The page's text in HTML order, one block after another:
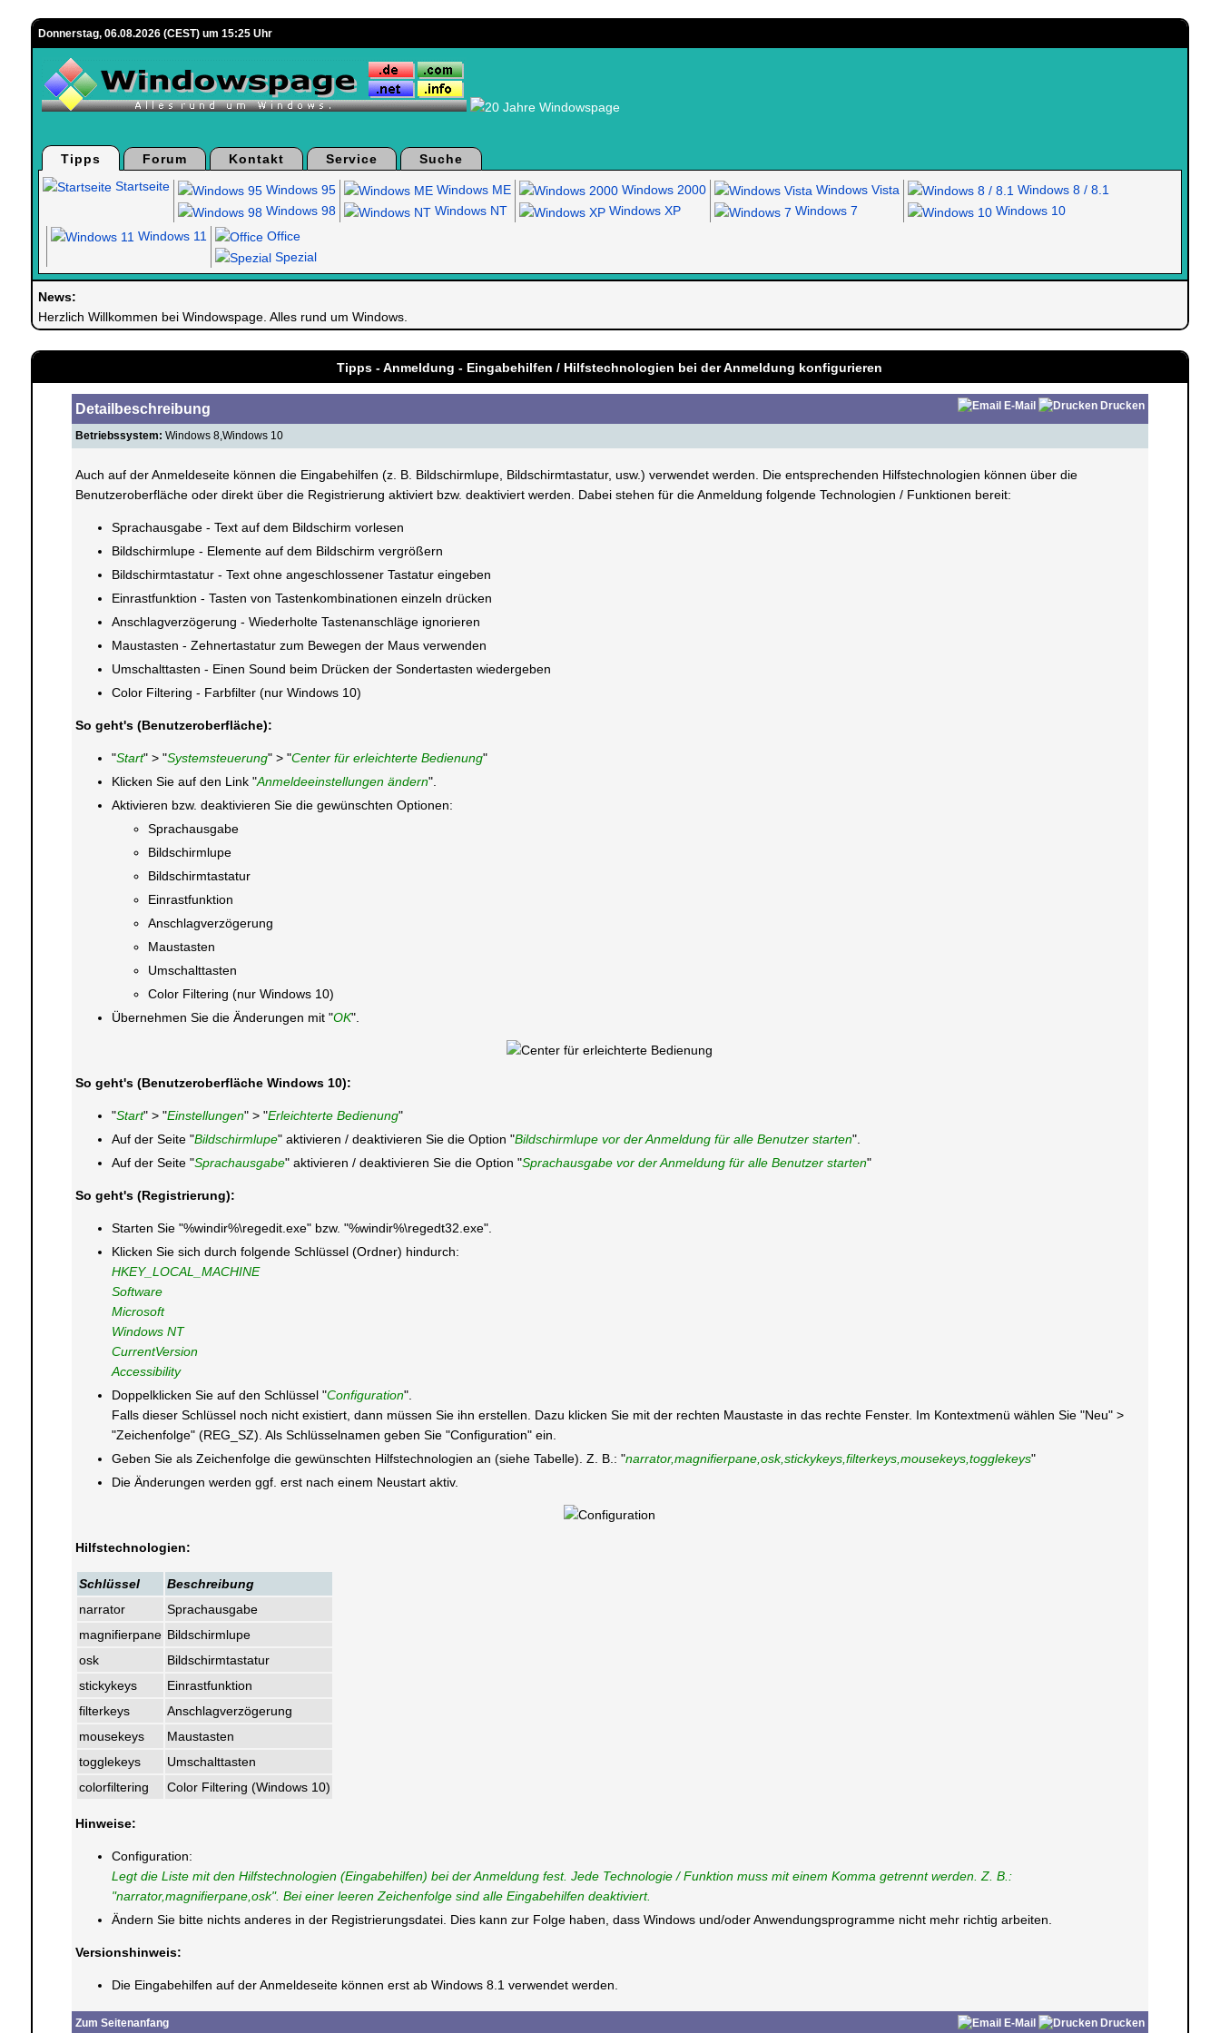
Donnerstag, 06.08.2026 (CEST) um 15:25 Uhr
Tipps Forum Kontakt Service
Suche
Startseite
Windows 95
Windows 98
Windows ME
Windows NT
Windows 2000
Windows XP
Windows Vista
Windows 7
Windows 8 / 8.1
Windows 10
Windows 11
Office
Spezial
News:
Herzlich Willkommen bei Windowspage. Alles rund um Windows.
Tipps - Anmeldung - Eingabehilfen / Hilfstechnologien bei der Anmeldung konfigurieren
Detailbeschreibung E-Mail Drucken
Betriebssystem: Windows 8,Windows 10
Auch auf der Anmeldeseite können die Eingabehilfen (z. B. Bildschirmlupe, Bildschirmtastatur, usw.) verwendet werden. Die entsprechenden Hilfstechnologien können über die
Benutzeroberfläche oder direkt über die Registrierung aktiviert bzw. deaktiviert werden. Dabei stehen für die Anmeldung folgende Technologien / Funktionen bereit:
Sprachausgabe - Text auf dem Bildschirm vorlesen
Bildschirmlupe - Elemente auf dem Bildschirm vergrößern
Bildschirmtastatur - Text ohne angeschlossener Tastatur eingeben
Einrastfunktion - Tasten von Tastenkombinationen einzeln drücken
Anschlagverzögerung - Wiederholte Tastenanschläge ignorieren
Maustasten - Zehnertastatur zum Bewegen der Maus verwenden
Umschalttasten - Einen Sound beim Drücken der Sondertasten wiedergeben
Color Filtering - Farbfilter (nur Windows 10)
So geht's (Benutzeroberfläche):
"Start" > "Systemsteuerung" > "Center für erleichterte Bedienung"
Klicken Sie auf den Link "Anmeldeeinstellungen ändern".
Aktivieren bzw. deaktivieren Sie die gewünschten Optionen:
Sprachausgabe
Bildschirmlupe
Bildschirmtastatur
Einrastfunktion
Anschlagverzögerung
Maustasten
Umschalttasten
Color Filtering (nur Windows 10)
Übernehmen Sie die Änderungen mit "OK".
So geht's (Benutzeroberfläche Windows 10):
"Start" > "Einstellungen" > "Erleichterte Bedienung"
Auf der Seite "Bildschirmlupe" aktivieren / deaktivieren Sie die Option "Bildschirmlupe vor der Anmeldung für alle Benutzer starten".
Auf der Seite "Sprachausgabe" aktivieren / deaktivieren Sie die Option "Sprachausgabe vor der Anmeldung für alle Benutzer starten"
So geht's (Registrierung):
Starten Sie "%windir%\regedit.exe" bzw. "%windir%\regedt32.exe".
Klicken Sie sich durch folgende Schlüssel (Ordner) hindurch:
HKEY_LOCAL_MACHINE
Software
Microsoft
Windows NT
CurrentVersion
Accessibility
Doppelklicken Sie auf den Schlüssel "Configuration".
Falls dieser Schlüssel noch nicht existiert, dann müssen Sie ihn erstellen. Dazu klicken Sie mit der rechten Maustaste in das rechte Fenster. Im Kontextmenü wählen Sie "Neu" >
"Zeichenfolge" (REG_SZ). Als Schlüsselnamen geben Sie "Configuration" ein.
Geben Sie als Zeichenfolge die gewünschten Hilfstechnologien an (siehe Tabelle). Z. B.: "narrator,magnifierpane,osk,stickykeys,filterkeys,mousekeys,togglekeys"
Die Änderungen werden ggf. erst nach einem Neustart aktiv.
Hilfstechnologien:
Schlüssel
Beschreibung
narrator
Sprachausgabe
magnifierpane Bildschirmlupe
osk
Bildschirmtastatur
stickykeys
Einrastfunktion
filterkeys
Anschlagverzögerung
mousekeys
Maustasten
togglekeys
Umschalttasten
colorfiltering
Color Filtering (Windows 10)
Hinweise:
Configuration:
Legt die Liste mit den Hilfstechnologien (Eingabehilfen) bei der Anmeldung fest. Jede Technologie / Funktion muss mit einem Komma getrennt werden. Z. B.:
"narrator,magnifierpane,osk". Bei einer leeren Zeichenfolge sind alle Eingabehilfen deaktiviert.
Ändern Sie bitte nichts anderes in der Registrierungsdatei. Dies kann zur Folge haben, dass Windows und/oder Anwendungsprogramme nicht mehr richtig arbeiten.
Versionshinweis:
Die Eingabehilfen auf der Anmeldeseite können erst ab Windows 8.1 verwendet werden.
Zum Seitenanfang E-Mail Drucken